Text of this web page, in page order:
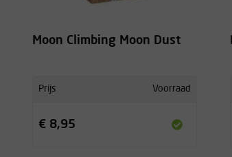
Moon Climbing Moon Dust
Prijs Voorraad
€ 8,95